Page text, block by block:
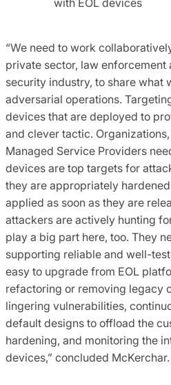
“We need to work
private sector, law enforcement
security industry, to share what
adversarial operations.
devices that are deployed to
and clever tactic.
Managed Service Providers
devices are top targets for
they are appropriately
applied as soon as they are
attackers are actively hunting
play a big part here, too. They
supporting reliable and well-
easy to upgrade from EOL
refactoring or removing legacy
lingering vulnerabilities,
default designs to offload the
hardening, and monitoring the
devices,” concluded McKerchar.